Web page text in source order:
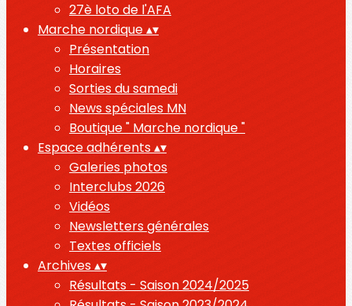
27è loto de l'AFA
Marche nordique▴▾
Présentation
Horaires
Sorties du samedi
News spéciales MN
Boutique " Marche nordique "
Espace adhérents▴▾
Galeries photos
Interclubs 2026
Vidéos
Newsletters générales
Textes officiels
Archives▴▾
Résultats - Saison 2024/2025